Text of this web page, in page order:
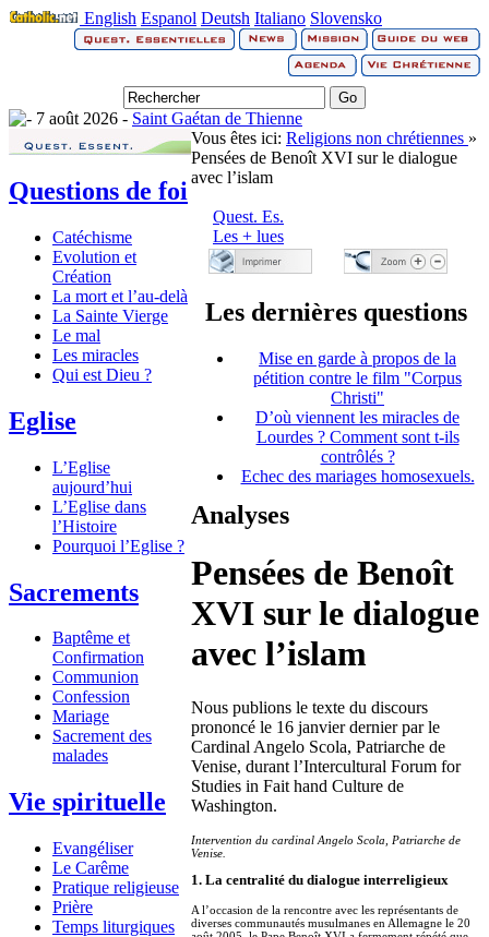
English Espanol Deutsh Italiano Slovensko
7 août 2026 - Saint Gaétan de Thienne
Questions de foi
Catéchisme
Evolution et
Création
La mort et l’au-delà
La Sainte Vierge
Le mal
Les miracles
Qui est Dieu ?
Eglise
L’Eglise
aujourd’hui
L’Eglise dans
l’Histoire
Pourquoi l’Eglise ?
Sacrements
Baptême et
Confirmation
Communion
Confession
Mariage
Sacrement des
malades
Vie spirituelle
Evangéliser
Le Carême
Pratique religieuse
Prière
Temps liturgiques
Vous êtes ici: Religions non chrétiennes »
Pensées de Benoît XVI sur le dialogue
avec l’islam
Quest. Es.
Les + lues
Les dernières questions
Mise en garde à propos de la
pétition contre le film "Corpus
Christi"
D’où viennent les miracles de
Lourdes ? Comment sont t-ils
contrôlés ?
Echec des mariages homosexuels.
Analyses
Pensées de Benoît
XVI sur le dialogue
avec l’islam
Nous publions le texte du discours
prononcé le 16 janvier dernier par le
Cardinal Angelo Scola, Patriarche de
Venise, durant l’Intercultural Forum for
Studies in Fait hand Culture de
Washington.
Intervention du cardinal Angelo Scola, Patriarche de
Venise.
1. La centralité du dialogue interreligieux
A l’occasion de la rencontre avec les représentants de
diverses communautés musulmanes en Allemagne le 20